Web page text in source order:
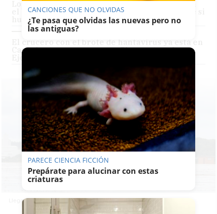
Los españoles ya han abandonado el barco con
el brote de hantavirus: el Gobierno aclara que si
hubiera ratas a bordo no podrían nadar 10 km
El crucero con el brote de hantavirus ya está en
Canarias tras un nuevo conflicto entre el
Llegada de los españoles del barco a Madrid en avión.
CANCIONES QUE NO OLVIDAS
¿Te pasa que olvidas las nuevas pero no
las antiguas?
PARECE CIENCIA FICCIÓN
Prepárate para alucinar con estas
criaturas